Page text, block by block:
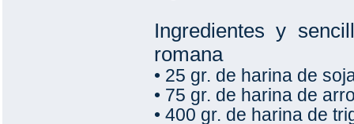
Ingredientes y
romana
• 25 gr. de harina de
• 75 gr. de harina de
• 400 gr. de harina de